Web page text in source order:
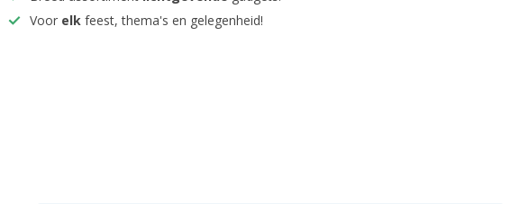
Voor elk feest, thema's en gelegenheid!